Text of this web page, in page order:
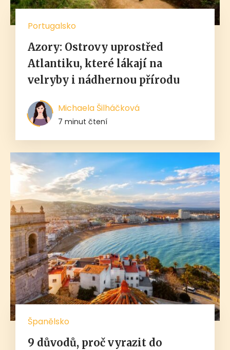
Portugalsko
Azory: Ostrovy uprostřed
Atlantiku, které lákají na
velryby i nádhernou přírodu
Michaela Šilháčková
7 minut čtení
Španělsko
9 důvodů, proč vyrazit do